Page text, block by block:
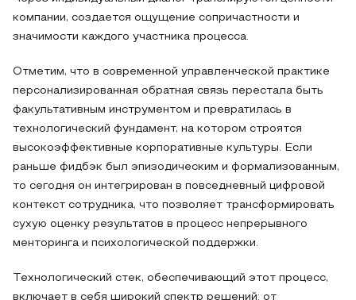
компании, создается ощущение сопричастности и
значимости каждого участника процесса.
Отметим, что в современной управленческой практике
персонализированная обратная связь перестала быть
факультативным инструментом и превратилась в
технологический фундамент, на котором строятся
высокоэффективные корпоративные культуры. Если
раньше фидбэк был эпизодическим и формализованным,
то сегодня он интегрирован в повседневный цифровой
контекст сотрудника, что позволяет трансформировать
сухую оценку результатов в процесс непрерывного
менторинга и психологической поддержки.
Технологический стек, обеспечивающий этот процесс,
включает в себя широкий спектр решений: от